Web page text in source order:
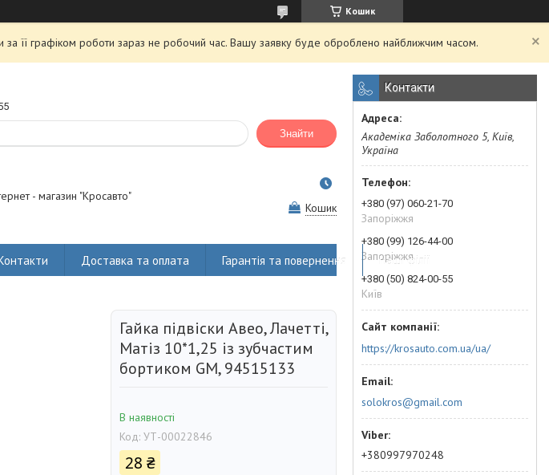
Кошик
її графіком роботи зараз не робочий час. Вашу заявку буде оброблено найближчим часом.
Знайти
- магазин "Кросавто"
Кошик
Доставка та оплата Гарантія та повернення Наші філії
Гайка підвіски Авео, Лачетті,
Матіз 10*1,25 із зубчастим
бортиком GM, 94515133
В наявності
Код: УТ-00022846
28 ₴
Контакти
Академіка Заболотного 5, Київ,
Україна
+380 (97) 060-21-70
Запоріжжя
+380 (99) 126-44-00
Запоріжжя
+380 (50) 824-00-55
Київ
https://krosauto.com.ua/ua/
solokros@gmail.com
+380997970248